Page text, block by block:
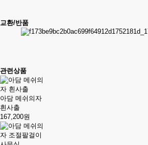
교환/반품
관련상품
아담 메쉬의자
흰사출
167,200원